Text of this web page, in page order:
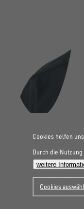
Cookies helfen
Durch die
weitere
Cookies